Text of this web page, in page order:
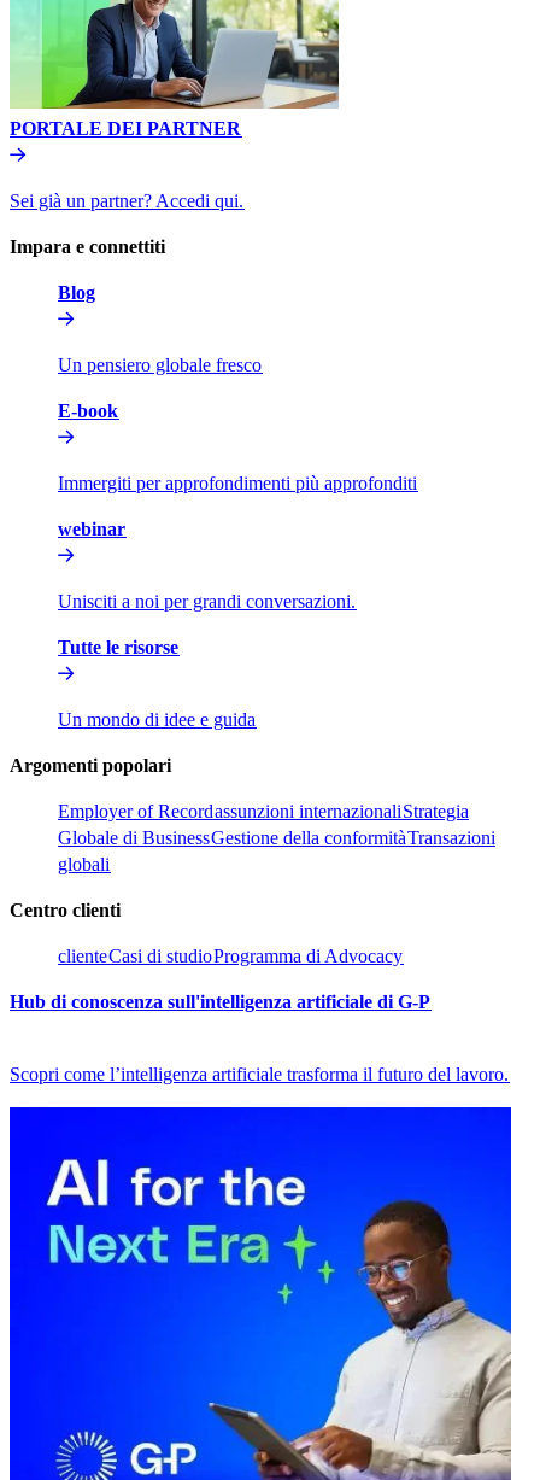
PORTALE DEI PARTNER​​
Sei già un partner? Accedi qui.​​
Impara e connettiti​​
Blog​​
Un pensiero globale fresco​​
E-book​​
Immergiti per approfondimenti più approfonditi​​
webinar​​
Unisciti a noi per grandi conversazioni.​​
Tutte le risorse​​
Un mondo di idee e guida​​
Argomenti popolari​​
Employer of Record​​assunzioni internazionali​​Strategia
Globale di Business​​Gestione della conformità​​Transazioni
globali​​
Centro clienti​​
cliente​​Casi di studio​​Programma di Advocacy​​
Hub di conoscenza sull'intelligenza artificiale di G-P​​
Scopri come l’intelligenza artificiale trasforma il futuro del lavoro.​​